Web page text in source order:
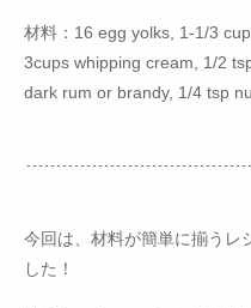
材料：16 egg yolks, 1-1/3
3cups whipping cream, 1/2
dark rum or brandy, 1/4 tsp
今回は、材料が簡単に揃うレ
した！